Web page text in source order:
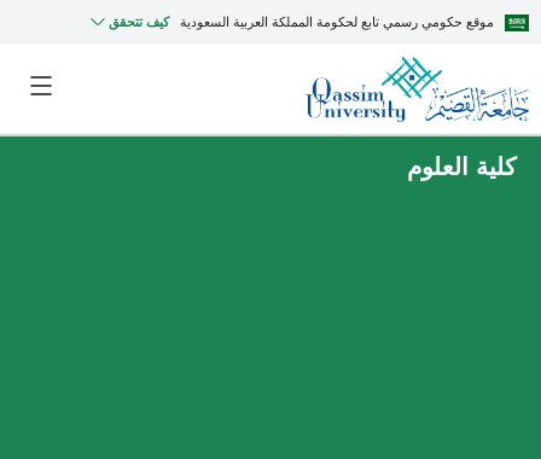
موقع حكومي رسمي تابع لحكومة المملكة العربية السعودية كيف تتحقق
كلية العلوم